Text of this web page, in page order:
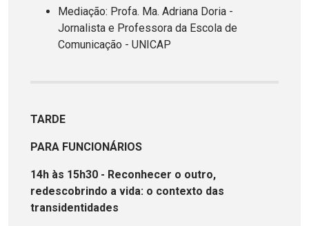
Mediação: Profa. Ma. Adriana Doria -
Jornalista e Professora da Escola de
Comunicação - UNICAP
TARDE
PARA FUNCIONÁRIOS
14h às 15h30 - Reconhecer o outro,
redescobrindo a vida: o contexto das
transidentidades